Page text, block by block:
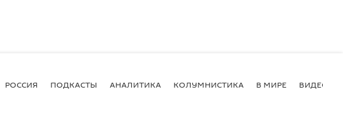
РОССИЯ ПОДКАСТЫ АНАЛИТИКА КОЛУМНИСТИКА В МИРЕ ВИДЕО